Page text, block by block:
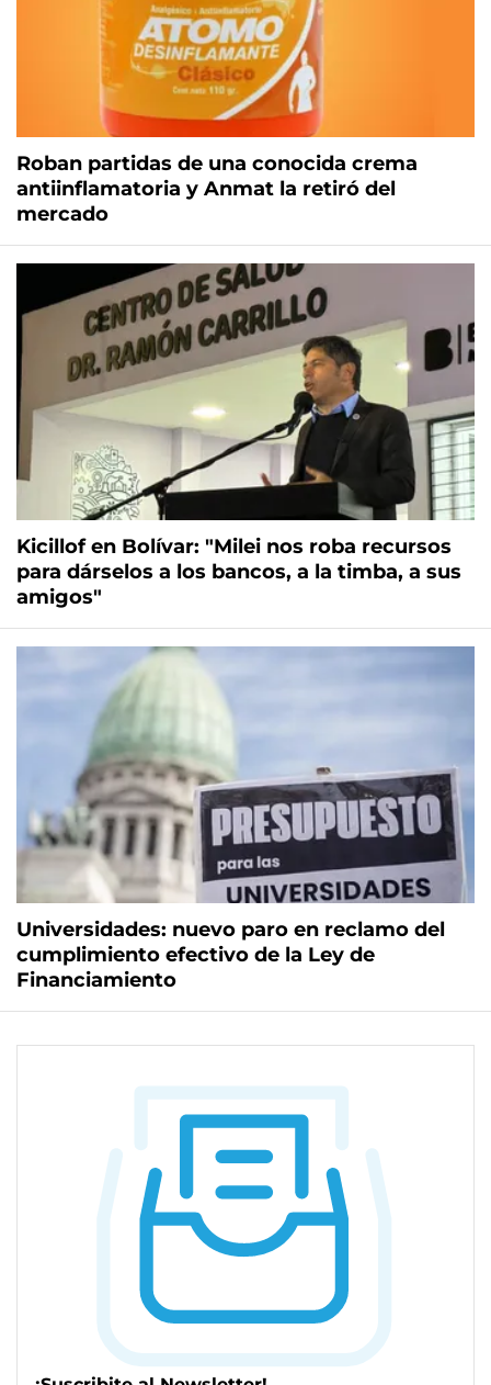
Roban partidas de una conocida crema
antiinflamatoria y Anmat la retiró del
mercado
Kicillof en Bolívar: "Milei nos roba recursos
para dárselos a los bancos, a la timba, a sus
amigos"
Universidades: nuevo paro en reclamo del
cumplimiento efectivo de la Ley de
Financiamiento